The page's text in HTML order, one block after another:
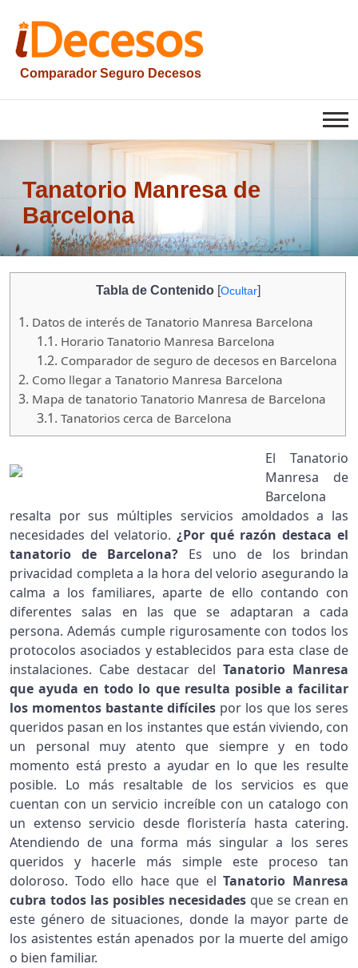
contenido
Comparador Seguro Decesos
iesquelas
Tanatorio Manresa de
Barcelona
Tabla de Contenido [Ocultar]
1. Datos de interés de Tanatorio Manresa Barcelona
1.1. Horario Tanatorio Manresa Barcelona
1.2. Comparador de seguro de decesos en Barcelona
2. Como llegar a Tanatorio Manresa Barcelona
3. Mapa de tanatorio Tanatorio Manresa de Barcelona
3.1. Tanatorios cerca de Barcelona
El Tanatorio
Manresa de
Barcelona
resalta por sus múltiples servicios amoldados a las
necesidades del velatorio. ¿Por qué razón destaca el
tanatorio de Barcelona? Es uno de los brindan
privacidad completa a la hora del velorio asegurando la
calma a los familiares, aparte de ello contando con
diferentes salas en las que se adaptaran a cada
persona. Además cumple rigurosamente con todos los
protocolos asociados y establecidos para esta clase de
instalaciones. Cabe destacar del Tanatorio Manresa
que ayuda en todo lo que resulta posible a facilitar
los momentos bastante difíciles por los que los seres
queridos pasan en los instantes que están viviendo, con
un personal muy atento que siempre y en todo
momento está presto a ayudar en lo que les resulte
posible. Lo más resaltable de los servicios es que
cuentan con un servicio increíble con un catalogo con
un extenso servicio desde floristería hasta catering.
Atendiendo de una forma más singular a los seres
queridos y hacerle más simple este proceso tan
doloroso. Todo ello hace que elTanatorio Manresa
cubra todos las posibles necesidades que se crean en
este género de situaciones, donde la mayor parte de
los asistentes están apenados por la muerte del amigo
o bien familiar.